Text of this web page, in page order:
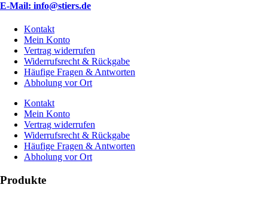
E-Mail: info@stiers.de
Kontakt
Mein Konto
Vertrag widerrufen
Widerrufsrecht & Rückgabe
Häufige Fragen & Antworten
Abholung vor Ort
Kontakt
Mein Konto
Vertrag widerrufen
Widerrufsrecht & Rückgabe
Häufige Fragen & Antworten
Abholung vor Ort
Produkte